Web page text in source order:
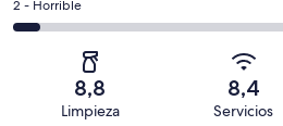
16
con
puntuación
de
puntuación
un
total
de
1
comentarios
2 - Horrible
8,8
Limpieza
8,4
Servicios